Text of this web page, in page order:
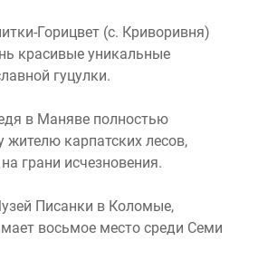
Горицвет (с. Криворивня)
красивые уникальные
гуцулки.
в Маняве полностью
карпатских лесов,
грани исчезновения.
Писанки в Коломые,
восьмое место среди Семи